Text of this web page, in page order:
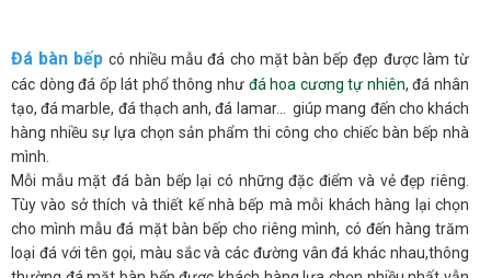
Đá bàn bếp có nhiều mẫu đá cho mặt bàn bếp đẹp được làm từ
các dòng đá ốp lát phổ thông như đá hoa cương tự nhiên, đá nhân
tạo, đá marble, đá thạch anh, đá lamar… giúp mang đến cho khách
hàng nhiều sự lựa chọn sản phẩm thi công cho chiếc bàn bếp nhà
mình.
Mỗi mẫu mặt đá bàn bếp lại có những đặc điểm và vẻ đẹp riêng.
Tùy vào sở thích và thiết kế nhà bếp mà mỗi khách hàng lại chọn
cho mình mẫu đá mặt bàn bếp cho riêng mình, có đến hàng trăm
loại đá với tên gọi, màu sắc và các đường vân đá khác nhau,thông